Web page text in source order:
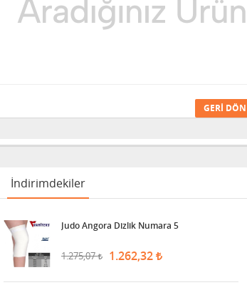
GERI DÖN
İndirimdekiler
Judo Angora Dizlik Numara 5
1.275,07 1.262,32